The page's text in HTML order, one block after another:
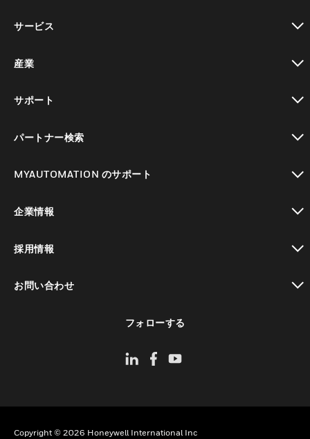
サービス
産業
サポート
パートナー検索
MYAUTOMATION のサポート
企業情報
採用情報
お問い合わせ
フォローする
Copyright © 2026 Honeywell International Inc